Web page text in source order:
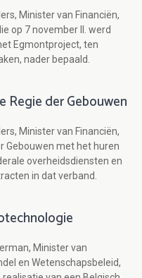
Minister van Financiën,
op 7 november ll. werd
Egmontproject, ten
nader bepaald.
Regie der Gebouwen
Minister van Financiën,
Gebouwen met het huren
overheidsdiensten en
in dat verband.
Minister van
en Wetenschapsbeleid,